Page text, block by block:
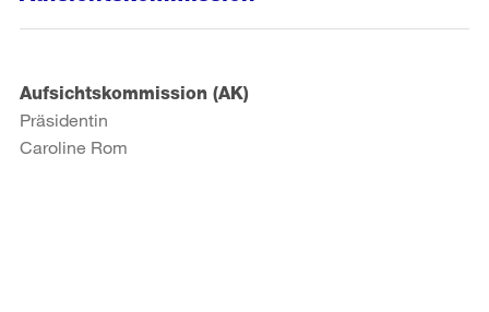
Aufsichtskommission (AK)
Präsidentin
Caroline Rom